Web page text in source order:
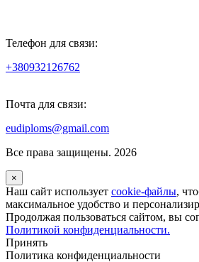
Телефон для связи:
+380932126762
Почта для связи:
eudiploms@gmail.com
Все права защищены. 2026
×
Наш сайт использует cookie-файлы,
максимальное удобство и
Продолжая пользоваться сайтом, вы
Политикой конфиденциальности.
Принять
Политика конфиденциальности